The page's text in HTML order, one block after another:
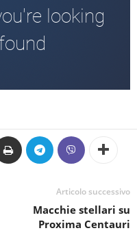
Articolo successivo
Macchie stellari su
Proxima Centauri